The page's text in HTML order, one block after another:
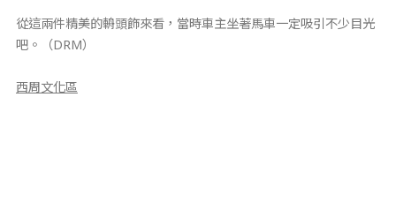
從這兩件精美的輈頭飾來看，當時車主坐著馬車一定吸引不少目光
吧。（DRM）
西周文化區